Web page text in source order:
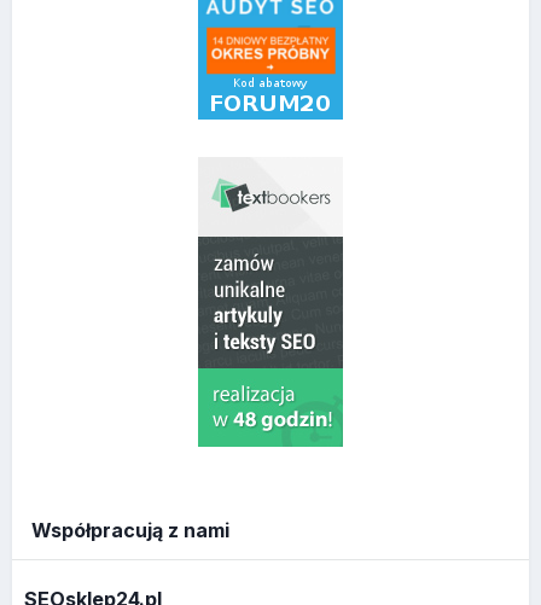
Współpracują z nami
SEOsklep24.pl